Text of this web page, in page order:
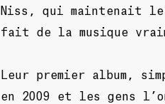
Niss, qui maintenait
fait de la musique
Leur premier album,
en 2009 et les gens